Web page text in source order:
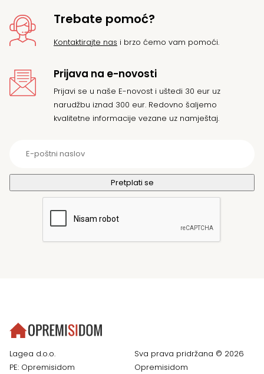
Trebate pomoć?
Kontaktirajte nas i brzo ćemo vam pomoći.
Prijava na e-novosti
Prijavi se u naše E-novost i uštedi 30 eur uz
narudžbu iznad 300 eur. Redovno šaljemo
kvalitetne informacije vezane uz namještaj.
Lagea d.o.o.
PE: Opremisidom
Sva prava pridržana © 2026
Opremisidom